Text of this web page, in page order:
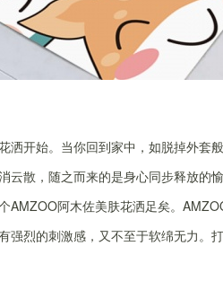
洒开始。当你回到家中，如脱掉外套
云散，随之而来的是身心同步释放的
AMZOO阿木佐美肤花洒足矣。
强烈的刺激感，又不至于软绵无力。